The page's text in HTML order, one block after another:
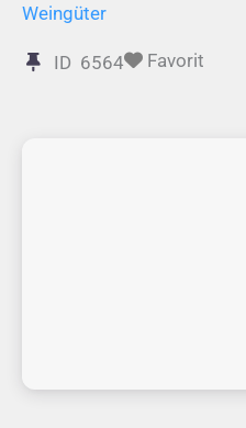
Weingüter
ID 6564 Favorit